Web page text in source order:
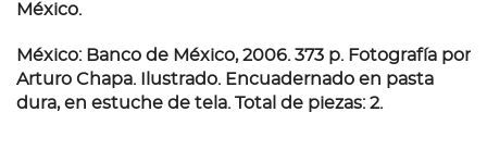
México.
México: Banco de México, 2006. 373 p. Fotografía por
Arturo Chapa. Ilustrado. Encuadernado en pasta
dura, en estuche de tela. Total de piezas: 2.